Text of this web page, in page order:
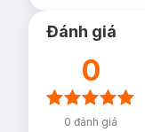
Đánh giá
0
0 đánh giá